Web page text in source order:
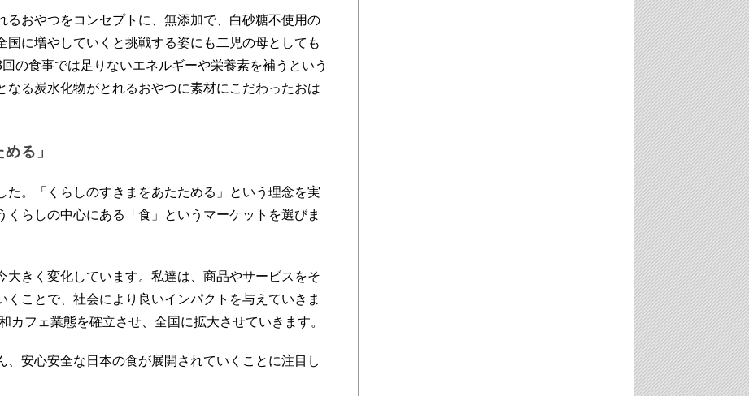
おやつをコンセプトに、無添加で、白砂糖不使用の
国に増やしていくと挑戦する姿にも二児の母としても
の食事では足りないエネルギーや栄養素を補うという
なる炭水化物がとれるおやつに素材にこだわったおは
る」
。「くらしのすきまをあたためる」という理念を実
らしの中心にある「食」というマーケットを選びま
きく変化しています。私達は、商品やサービスをそ
ことで、社会により良いインパクトを与えていきま
カフェ業態を確立させ、全国に拡大させていきます。
安心安全な日本の食が展開されていくことに注目し